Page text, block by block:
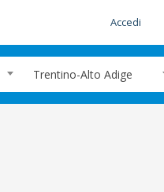
Accedi
Trentino-Alto Adige